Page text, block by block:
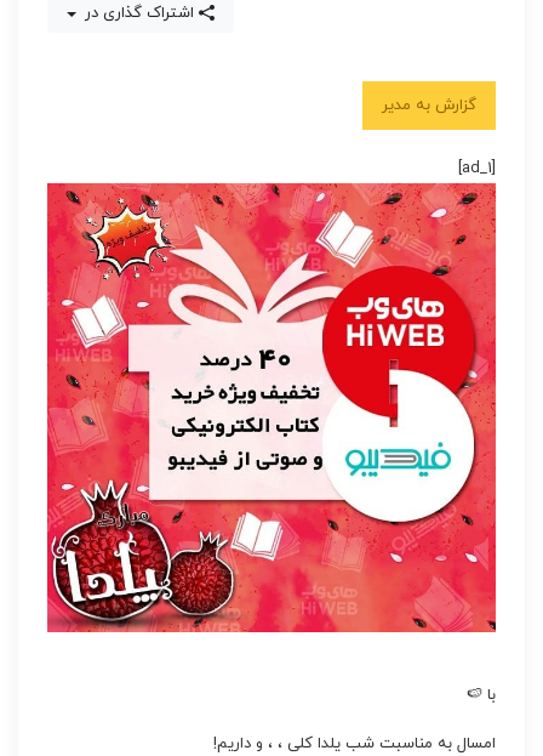
اشتراک گذاری در
گزارش به مدیر
[ad_1]
با 🍉
امسال به مناسبت شب یلدا کلی ، ، و داریم!